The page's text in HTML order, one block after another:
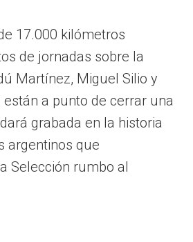
17.000 kilómetros
de jornadas sobre la
Martínez, Miguel Silio y
están a punto de cerrar una
grabada en la historia
argentinos que
Selección rumbo al